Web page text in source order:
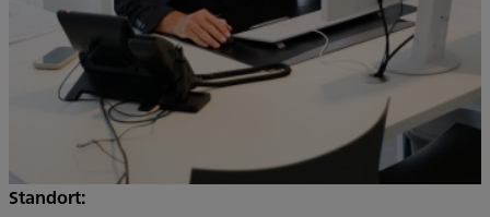
Standort: